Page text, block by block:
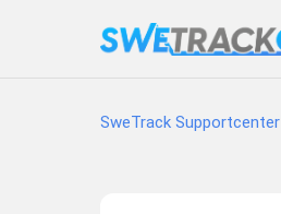
SweTrack Supportcenter